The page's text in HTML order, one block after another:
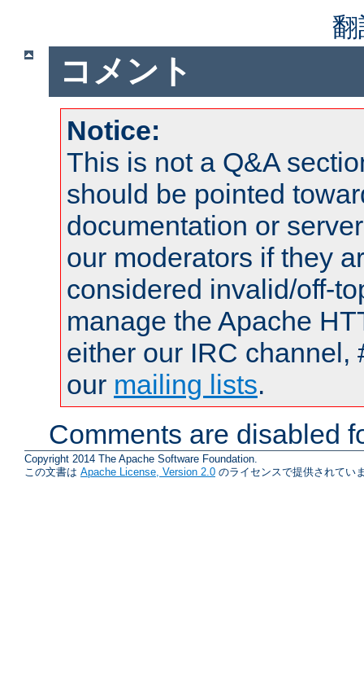
コメント
Notice:
This is not a Q&A
should be pointed
documentation or
our moderators if they
considered invalid/off-
manage the Apache
either our IRC channel,
our mailing lists.
Comments are disabled
Copyright 2014 The Apache Software Foundation.
この文書は Apache License, Version 2.0 のライセンスで提供されてい